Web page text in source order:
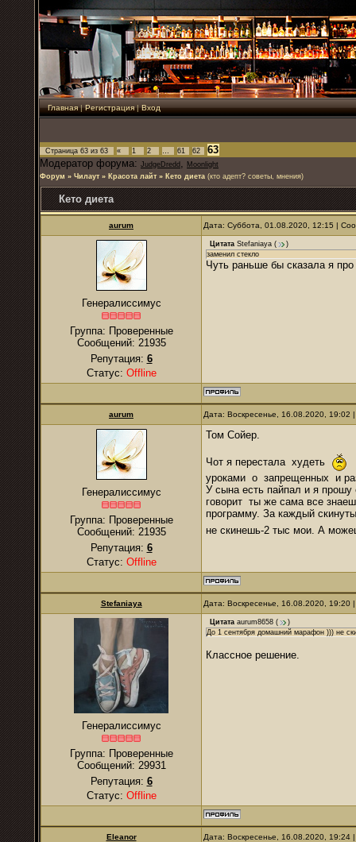
Главная|Регистрация|Вход
Страница 63 из 63 « 1 2 … 61 62
63
Модератор форума: JudgeDredd , Moonlight
Форум » Чилаут » Красота лайт » Кето диета (кто адепт? советы, мнения)
Кето диета
аurum Дата: Суббота, 01.08.2020, 12:15 |
Генералиссимус
Группа: Проверенные
Сообщений: 21935
Репутация: 6
Статус: Offline
Цитата Stefaniaya (
)
заменил стекло
Чуть раньше бы сказала я
аurum Дата: Воскресенье, 16.08.2020,
Генералиссимус
Группа: Проверенные
Сообщений: 21935
Репутация: 6
Статус: Offline
Том Сойер.
Чот я перестала худеть
уроками о запрещенных и
У сына есть пайпал и я прошу
говорит ты же сама все
программу. За каждый
не скинешь-2 тыс мои. А
Stefaniaya Дата: Воскресенье, 16.08.2020,
Генералиссимус
Группа: Проверенные
Сообщений: 29931
Репутация: 6
Статус: Offline
Цитата aurum8658 (
)
До 1 сентября домашний марафон ))) не
Классное решение.
Eleanor Дата: Воскресенье, 16.08.2020,